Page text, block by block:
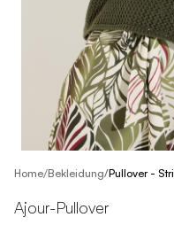
Home/Bekleidung/Pullover -
Ajour-Pullover